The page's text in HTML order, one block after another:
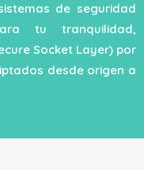
de seguridad
tu tranquilidad,
Socket Layer) por
desde origen a